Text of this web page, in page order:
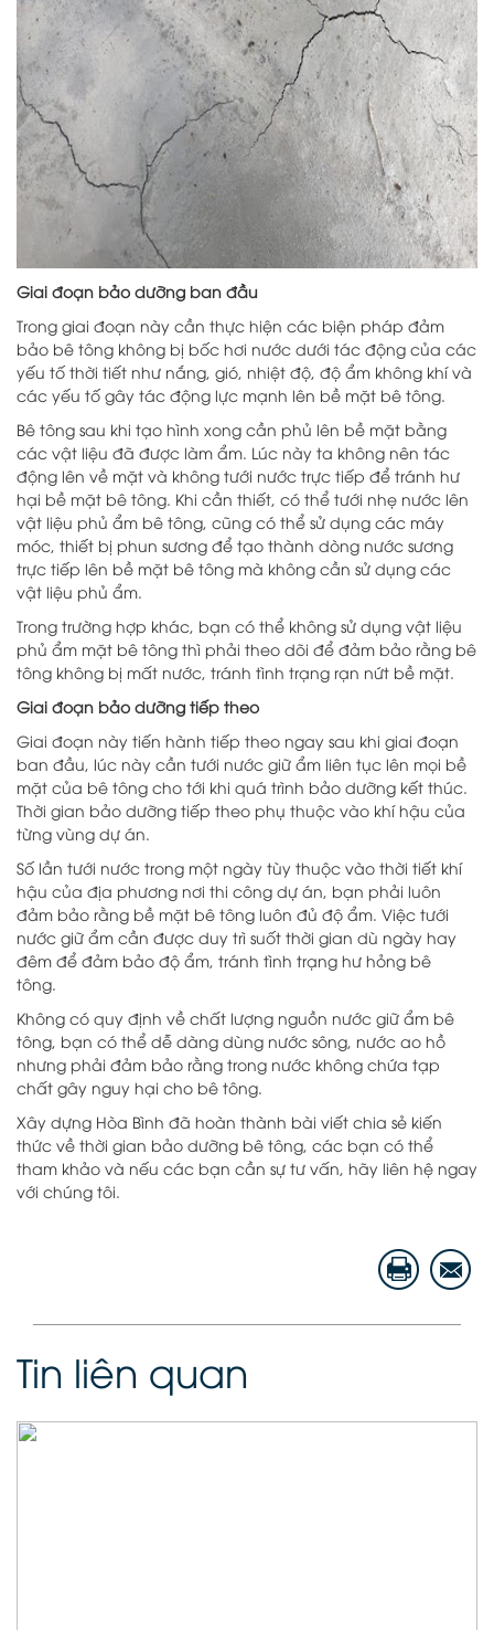
Giai đoạn bảo dưỡng ban đầu
Trong giai đoạn này cần thực hiện các biện pháp đảm
bảo bê tông không bị bốc hơi nước dưới tác động của các
yếu tố thời tiết như nắng, gió, nhiệt độ, độ ẩm không khí và
các yếu tố gây tác động lực mạnh lên bề mặt bê tông.
Bê tông sau khi tạo hình xong cần phủ lên bề mặt bằng
các vật liệu đã được làm ẩm. Lúc này ta không nên tác
động lên về mặt và không tưới nước trực tiếp để tránh hư
hại bề mặt bê tông. Khi cần thiết, có thể tưới nhẹ nước lên
vật liệu phủ ẩm bê tông, cũng có thể sử dụng các máy
móc, thiết bị phun sương để tạo thành dòng nước sương
trực tiếp lên bề mặt bê tông mà không cần sử dụng các
vật liệu phủ ẩm.
Trong trường hợp khác, bạn có thể không sử dụng vật liệu
phủ ẩm mặt bê tông thì phải theo dõi để đảm bảo rằng bê
tông không bị mất nước, tránh tình trạng rạn nứt bề mặt.
Giai đoạn bảo dưỡng tiếp theo
Giai đoạn này tiến hành tiếp theo ngay sau khi giai đoạn
ban đầu, lúc này cần tưới nước giữ ẩm liên tục lên mọi bề
mặt của bê tông cho tới khi quá trình bảo dưỡng kết thúc.
Thời gian bảo dưỡng tiếp theo phụ thuộc vào khí hậu của
từng vùng dự án.
Số lần tưới nước trong một ngày tùy thuộc vào thời tiết khí
hậu của địa phương nơi thi công dự án, bạn phải luôn
đảm bảo rằng bề mặt bê tông luôn đủ độ ẩm. Việc tưới
nước giữ ẩm cần được duy trì suốt thời gian dù ngày hay
đêm để đảm bảo độ ẩm, tránh tình trạng hư hỏng bê
tông.
Không có quy định về chất lượng nguồn nước giữ ẩm bê
tông, bạn có thể dễ dàng dùng nước sông, nước ao hồ
nhưng phải đảm bảo rằng trong nước không chứa tạp
chất gây nguy hại cho bê tông.
Xây dựng Hòa Bình đã hoàn thành bài viết chia sẻ kiến
thức về thời gian bảo dưỡng bê tông, các bạn có thể
tham khảo và nếu các bạn cần sự tư vấn, hãy liên hệ ngay
với chúng tôi.
Tin liên quan